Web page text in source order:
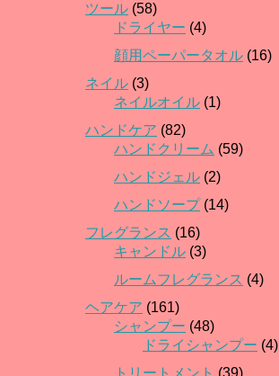
ツール (58)
ドライヤー (4)
顔用ペーパータオル (16)
ネイル (3)
ネイルオイル (1)
ハンドケア (82)
ハンドクリーム (59)
ハンドジェル (2)
ハンドソープ(14)
フレグランス (16)
キャンドル (3)
ルームフレグランス (4)
ヘアケア (161)
シャンプー (48)
ドライシャンプー (4)